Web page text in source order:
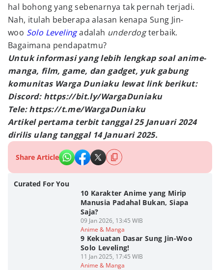
hal bohong yang sebenarnya tak pernah terjadi.
Nah, itulah beberapa alasan kenapa Sung Jin-
woo Solo Leveling adalah underdogterbaik.
Bagaimana pendapatmu?
Untuk informasi yang lebih lengkap soal anime-
manga, film, game, dan gadget, yuk gabung
komunitas Warga Duniaku lewat link berikut:
Discord: https://bit.ly/WargaDuniaku
Tele: https://t.me/WargaDuniaku
Artikel pertama terbit tanggal 25 Januari 2024
dirilis ulang tanggal 14 Januari 2025.
Share Article
Curated For You
10 Karakter Anime yang Mirip
Manusia Padahal Bukan, Siapa
Saja?
09 Jan 2026, 13:45 WIB
Anime & Manga
9 Kekuatan Dasar Sung Jin-Woo
Solo Leveling!
11 Jan 2025, 17:45 WIB
Anime & Manga